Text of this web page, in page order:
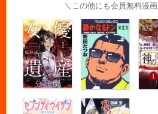
＼この他にも会員無料漫